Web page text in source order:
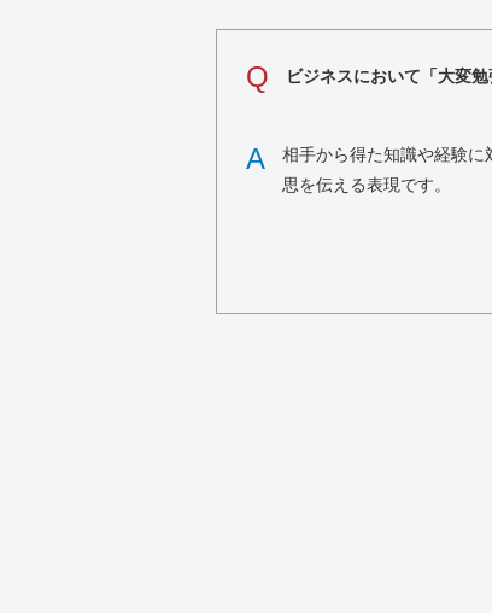
Q ビジネスにおいて「大変
A
相手から得た知識や経験
思を伝える表現です。